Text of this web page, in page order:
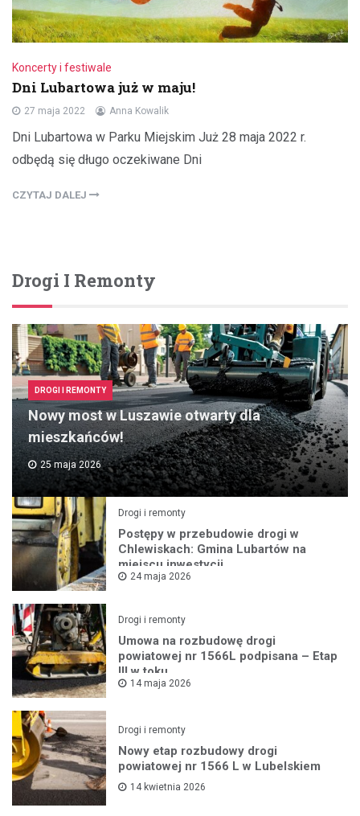
Koncerty i festiwale
Dni Lubartowa już w maju!
27 maja 2022 Anna Kowalik
Dni Lubartowa w Parku Miejskim Już 28 maja 2022 r.
odbędą się długo oczekiwane Dni
CZYTAJ DALEJ
Drogi I Remonty
DROGI I REMONTY
Nowy most w Luszawie otwarty dla
mieszkańców!
25 maja 2026
Drogi i remonty
Postępy w przebudowie drogi w
Chlewiskach: Gmina Lubartów na
miejscu inwestycji
24 maja 2026
Drogi i remonty
Umowa na rozbudowę drogi
powiatowej nr 1566L podpisana – Etap
III w toku
14 maja 2026
Drogi i remonty
Nowy etap rozbudowy drogi
powiatowej nr 1566 L w Lubelskiem
14 kwietnia 2026